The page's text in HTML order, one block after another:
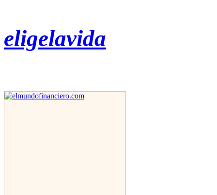
eligelavida